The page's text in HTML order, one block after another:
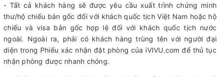
- Tất cả khách hàng sẽ được yêu cầu xuất trình chứng minh
thư/hộ chiếu bản gốc đối với khách quốc tịch Việt Nam hoặc hộ
chiếu và visa bản gốc hợp lệ đối với khách quốc tịch nước
ngoài. Ngoài ra, phải có khách hàng trùng tên với người đại
diện trong Phiếu xác nhận đặt phòng của iVIVU.com để thủ tục
nhận phòng được nhanh chóng.